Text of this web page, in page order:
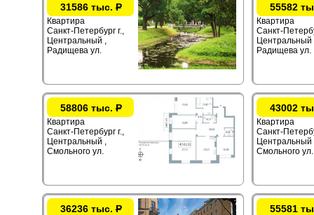
31586 тыс.Р
Квартира
Санкт-Петербург г.,
Центральный ,
Радищева ул.
55582
Квартира
Санкт-
Центральный
Радищева ул.
58806 тыс.Р
Квартира
Санкт-Петербург г.,
Центральный ,
Смольного ул.
43002
Квартира
Санкт-
Центральный
Смольного ул.
36236 тыс.Р 55581